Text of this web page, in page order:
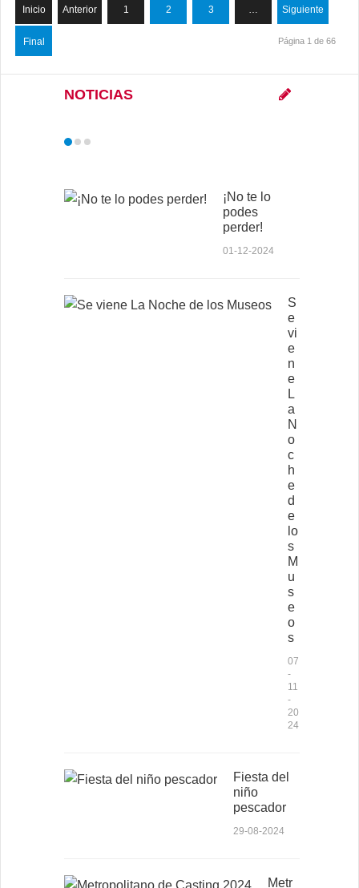
Inicio Anterior 1 2 3 … Siguiente
Final Página 1 de 66
NOTICIAS
¡No te lo
podes
perder!
01-12-2024
S
e
vi
e
n
e
L
a
N
o
c
h
e
d
e
lo
s
M
u
s
e
o
s
07
-
11
-
20
24
Fiesta del
niño
pescador
29-08-2024
Metr